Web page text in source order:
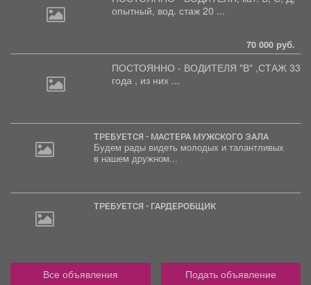
опытный, вод. стаж 20 ...
70 000 руб.
ПОСТОЯННО - ВОДИТЕЛЯ "В" ,СТАЖ 33
года , из них ...
ТРЕБУЕТСЯ - МАСТЕРА МУЖСКОГО ЗАЛА
Будем рады видеть молодых и талантливых
в нашем дружном...
ТРЕБУЕТСЯ - ГАРДЕРОБЩИК
Все объявления Подать объявление